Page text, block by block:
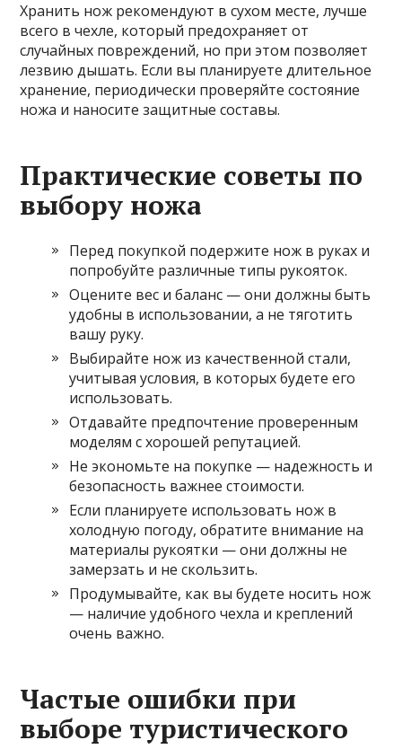
Хранить нож рекомендуют в сухом месте, лучше
всего в чехле, который предохраняет от
случайных повреждений, но при этом позволяет
лезвию дышать. Если вы планируете длительное
хранение, периодически проверяйте состояние
ножа и наносите защитные составы.
Практические советы по
выбору ножа
Перед покупкой подержите нож в руках и
попробуйте различные типы рукояток.
Оцените вес и баланс — они должны быть
удобны в использовании, а не тяготить
вашу руку.
Выбирайте нож из качественной стали,
учитывая условия, в которых будете его
использовать.
Отдавайте предпочтение проверенным
моделям с хорошей репутацией.
Не экономьте на покупке — надежность и
безопасность важнее стоимости.
Если планируете использовать нож в
холодную погоду, обратите внимание на
материалы рукоятки — они должны не
замерзать и не скользить.
Продумывайте, как вы будете носить нож
— наличие удобного чехла и креплений
очень важно.
Частые ошибки при
выборе туристического